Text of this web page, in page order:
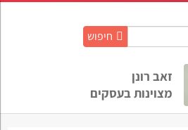
חיפוש
זאב רונן
מצוינות בעסקים